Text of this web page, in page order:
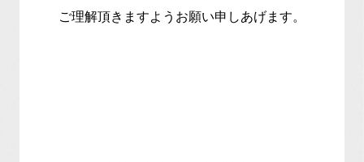
ご理解頂きますようお願い申しあげます。